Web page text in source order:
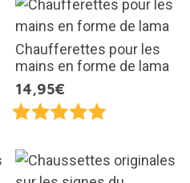
Chaufferettes pour les
mains en forme de lama
14,95€